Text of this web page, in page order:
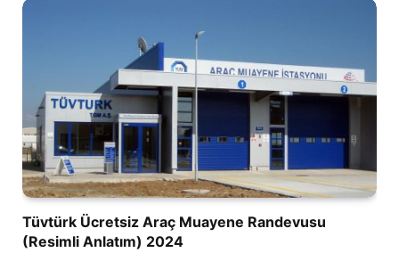
Tüvtürk Ücretsiz Araç Muayene Randevusu
(Resimli Anlatım) 2024